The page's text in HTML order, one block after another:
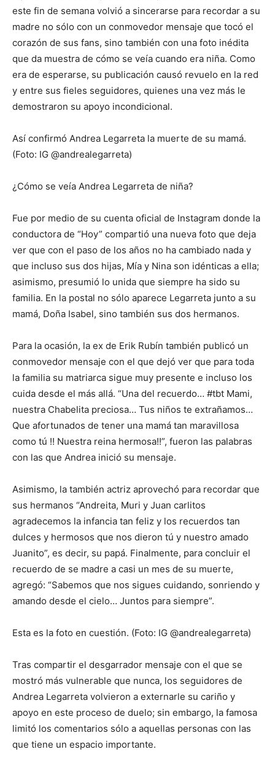
este fin de semana volvió a sincerarse para recordar a su
madre no sólo con un conmovedor mensaje que tocó el
corazón de sus fans, sino también con una foto inédita
que da muestra de cómo se veía cuando era niña. Como
era de esperarse, su publicación causó revuelo en la red
y entre sus fieles seguidores, quienes una vez más le
demostraron su apoyo incondicional.
Así confirmó Andrea Legarreta la muerte de su mamá.
(Foto: IG @andrealegarreta)
¿Cómo se veía Andrea Legarreta de niña?
Fue por medio de su cuenta oficial de Instagram donde la
conductora de “Hoy” compartió una nueva foto que deja
ver que con el paso de los años no ha cambiado nada y
que incluso sus dos hijas, Mía y Nina son idénticas a ella;
asimismo, presumió lo unida que siempre ha sido su
familia. En la postal no sólo aparece Legarreta junto a su
mamá, Doña Isabel, sino también sus dos hermanos.
Para la ocasión, la ex de Erik Rubín también publicó un
conmovedor mensaje con el que dejó ver que para toda
la familia su matriarca sigue muy presente e incluso los
cuida desde el más allá. “Una del recuerdo… #tbt Mami,
nuestra Chabelita preciosa… Tus niños te extrañamos…
Que afortunados de tener una mamá tan maravillosa
como tú !! Nuestra reina hermosa!!”, fueron las palabras
con las que Andrea inició su mensaje.
Asimismo, la también actriz aprovechó para recordar que
sus hermanos “Andreita, Muri y Juan carlitos
agradecemos la infancia tan feliz y los recuerdos tan
dulces y hermosos que nos dieron tú y nuestro amado
Juanito”, es decir, su papá. Finalmente, para concluir el
recuerdo de se madre a casi un mes de su muerte,
agregó: “Sabemos que nos sigues cuidando, sonriendo y
amando desde el cielo… Juntos para siempre”.
Esta es la foto en cuestión. (Foto: IG @andrealegarreta)
Tras compartir el desgarrador mensaje con el que se
mostró más vulnerable que nunca, los seguidores de
Andrea Legarreta volvieron a externarle su cariño y
apoyo en este proceso de duelo; sin embargo, la famosa
limitó los comentarios sólo a aquellas personas con las
que tiene un espacio importante.